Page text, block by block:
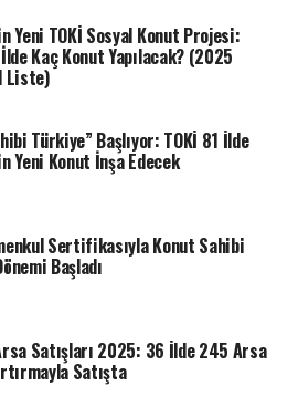
muaf olarak teslim
için peşinat tutarları…
vade
ay vade
İhale Tarihi: 16 – 17
olan TOKİ arsaları
Emlak Müzayede resmi
inceleyebilirsiniz.
TOKİ TOKI HABERLERI
Yeni TOKİ Sosyal Konut Projesi:
Kaç Konut Yapılacak? (2025
Liste)
Türkiye” Başlıyor: TOKİ 81 İlde
Yeni Konut İnşa Edecek
Sertifikasıyla Konut Sahibi
Başladı
Satışları 2025: 36 İlde 245 Arsa
Satışta